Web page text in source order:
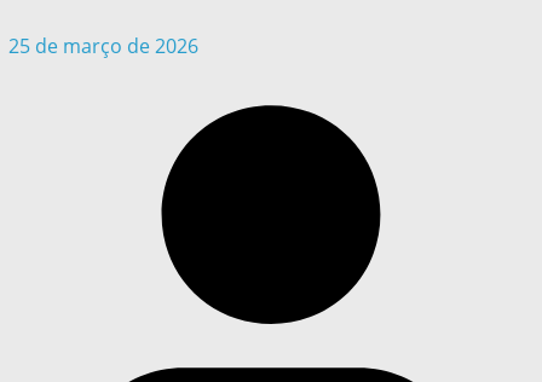
25 de março de 2026